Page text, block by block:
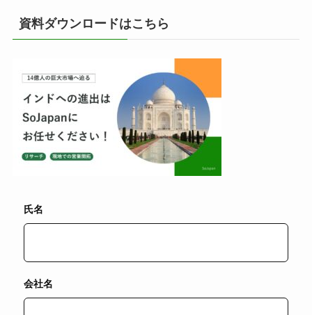
資料ダウンロードはこちら
氏名
会社名